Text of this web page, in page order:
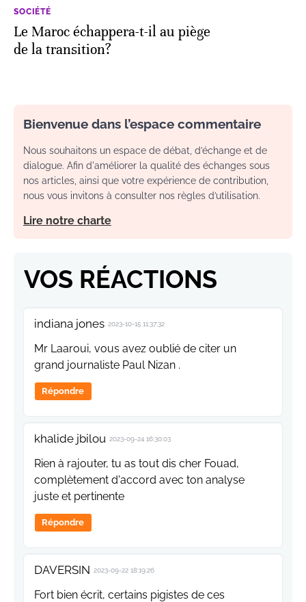
SOCIÉTÉ
Le Maroc échappera-t-il au piège
de la transition?
Bienvenue dans l’espace commentaire
Nous souhaitons un espace de débat, d’échange et de
dialogue. Afin d'améliorer la qualité des échanges sous
nos articles, ainsi que votre expérience de contribution,
nous vous invitons à consulter nos règles d’utilisation.
Lire notre charte
VOS RÉACTIONS
indiana jones 2023-10-15 11:37:32
Mr Laaroui, vous avez oublié de citer un
grand journaliste Paul Nizan .
Répondre
khalide jbilou 2023-09-24 16:30:03
Rien à rajouter, tu as tout dis cher Fouad,
complètement d'accord avec ton analyse
juste et pertinente
Répondre
DAVERSIN 2023-09-22 18:19:26
Fort bien écrit, certains pigistes de ces